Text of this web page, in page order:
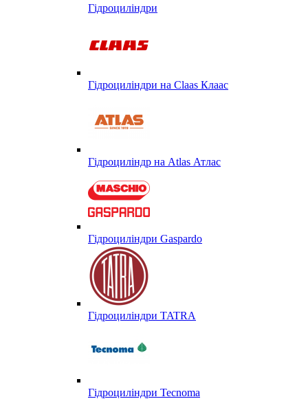
Гідроциліндри
Гідроциліндри на Claas Клаас
Гідроциліндр на Atlas Атлас
Гідроциліндри Gaspardo
Гідроциліндри TATRA
Гідроциліндри Tecnoma